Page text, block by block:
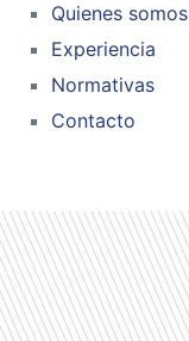
Quienes somos
Experiencia
Normativas
Contacto